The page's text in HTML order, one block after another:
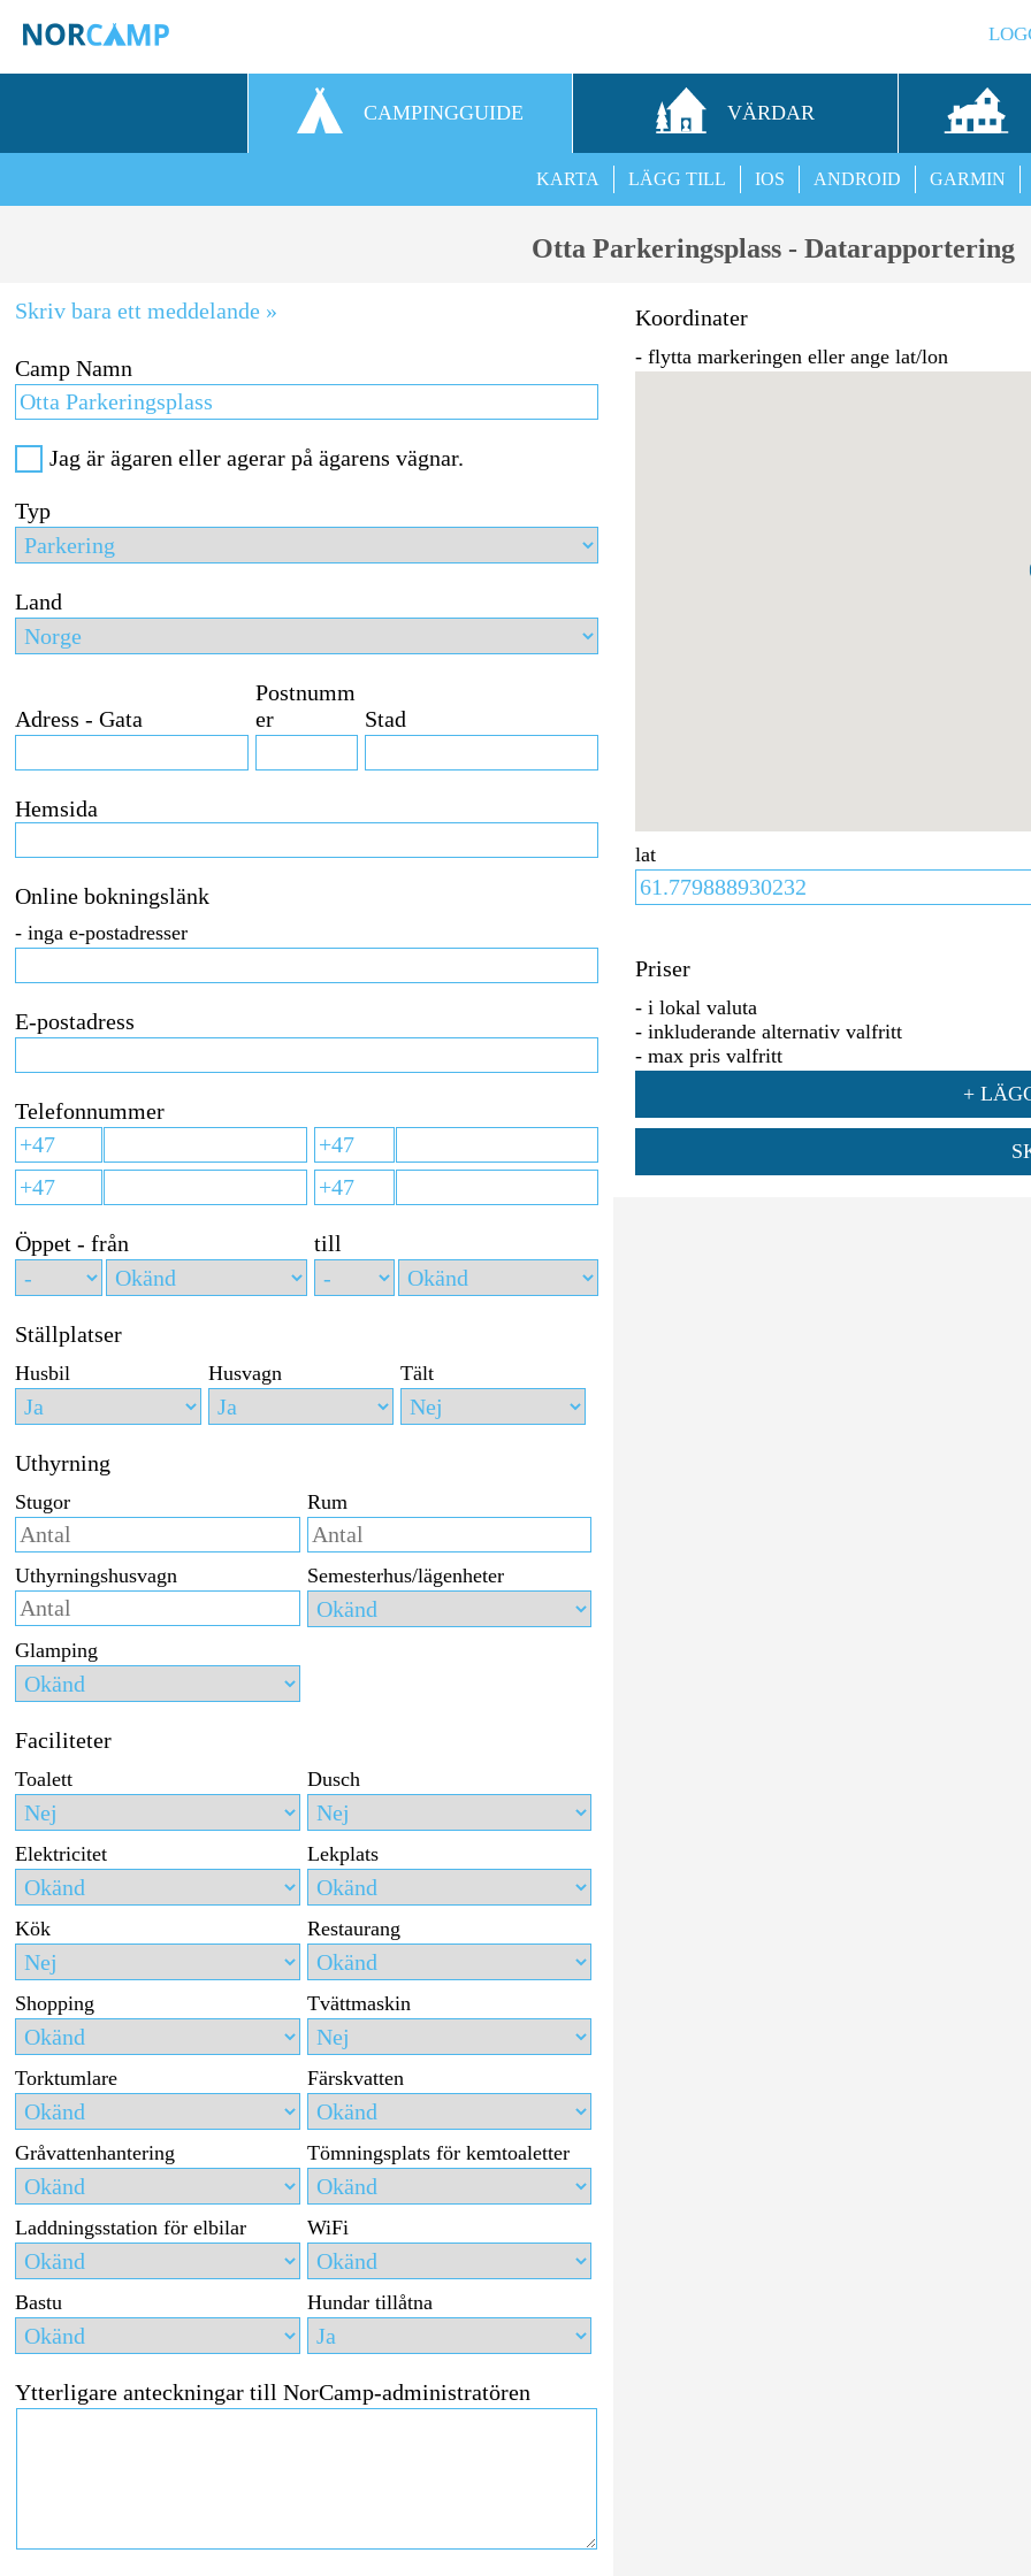
CAMPINGGUIDE VÄRDAR
GARMIN
ANDROID
IOS
LÄGG TILL
KARTA
Otta Parkeringsplass - Datarapportering
Skriv bara ett meddelande »
Camp Namn
Jag är ägaren eller agerar på ägarens vägnar.
Typ
Land
Adress - Gata
Postnumm
er
Stad
Hemsida
Online bokningslänk
- inga e-postadresser
E-postadress
Telefonnummer
Öppet - från till
Ställplatser
Husbil Husvagn Tält
Uthyrning
Stugor Rum
Uthyrningshusvagn Semesterhus/lägenheter
Glamping
Faciliteter
Toalett Dusch
Elektricitet Lekplats
Kök Restaurang
Shopping Tvättmaskin
Torktumlare Färskvatten
Gråvattenhantering Tömningsplats för kemtoaletter
Laddningsstation för elbilar WiFi
Bastu Hundar tillåtna
Ytterligare anteckningar till NorCamp-administratören
Koordinater
- flytta markeringen eller ange lat/lon
lat
Priser
- i lokal valuta
- inkluderande alternativ valfritt
- max pris valfritt
+